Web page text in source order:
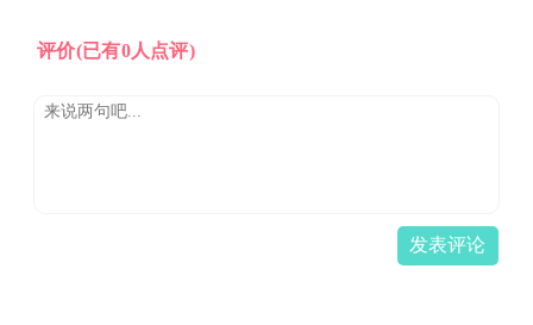
评价(已有0人点评)
发表评论